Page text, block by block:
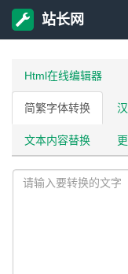
站长网
Html在线编辑器
简繁字体转换
文本内容替换